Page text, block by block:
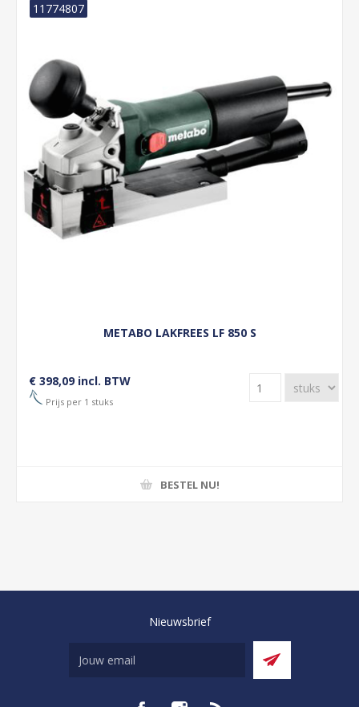
METABO LAKFREES LF 850 S
11774807
€ 398,09 incl. BTW
Prijs per 1 stuks
BESTEL NU!
Nieuwsbrief